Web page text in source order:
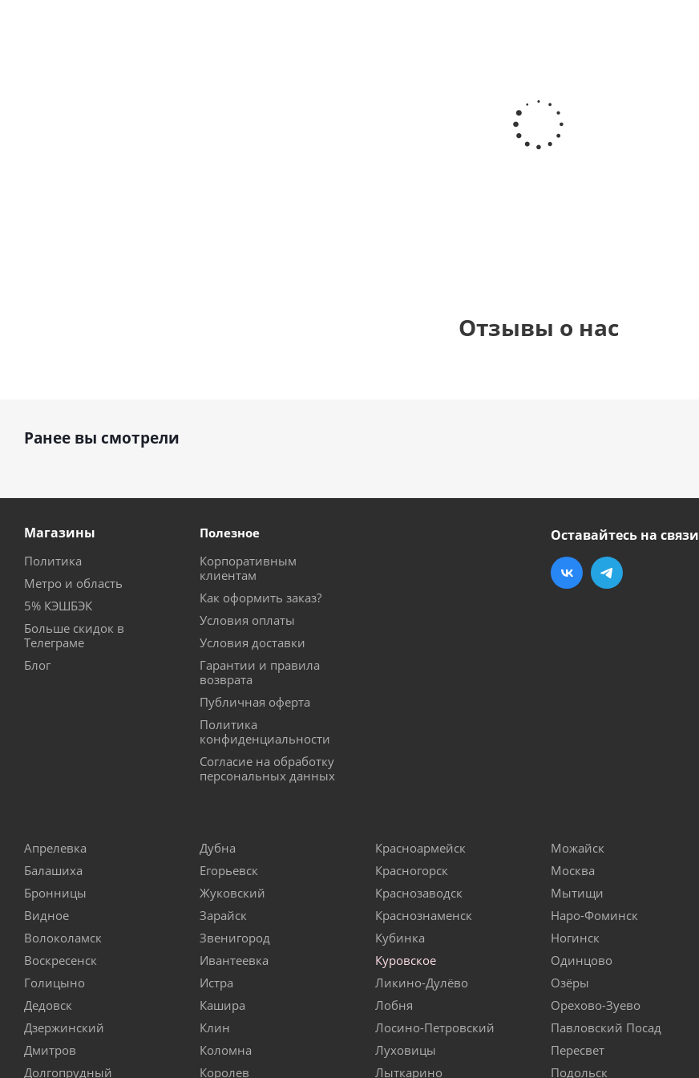
гелиевый
цифра 1
(40х102
Отзывы о нас
Ранее вы смотрели
Магазины
Политика
Метро и область
5% КЭШБЭК
Больше скидок в
Телеграме
Блог
Полезное
Корпоративным
клиентам
Как оформить заказ?
Условия оплаты
Условия доставки
Гарантии и правила
возврата
Публичная оферта
Политика
конфиденциальности
Согласие на обработку
персональных данных
Оставайтесь на связи
Апрелевка
Балашиха
Бронницы
Видное
Волоколамск
Воскресенск
Голицыно
Дедовск
Дзержинский
Дмитров
Долгопрудный
Дубна
Егорьевск
Жуковский
Зарайск
Звенигород
Ивантеевка
Истра
Кашира
Клин
Коломна
Королев
Красноармейск
Красногорск
Краснозаводск
Краснознаменск
Кубинка
Куровское
Ликино-Дулёво
Лобня
Лосино-Петровский
Луховицы
Лыткарино
Можайск
Москва
Мытищи
Наро-Фоминск
Ногинск
Одинцово
Озёры
Орехово-Зуево
Павловский Посад
Пересвет
Подольск